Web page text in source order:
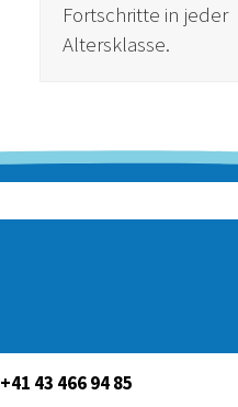
Fortschritte in jeder
Altersklasse.
+41 43 466 94 85